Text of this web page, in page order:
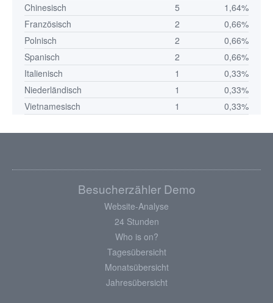
Chinesisch
5
1,64%
Französisch
2
0,66%
Polnisch
2
0,66%
Spanisch
2
0,66%
Italienisch
1
0,33%
Niederländisch
1
0,33%
Vietnamesisch
1 0,33%
Besucherzähler Demo
Website-Analyse
24 Stunden
Who is on?
Tagesübersicht
Monatsübersicht
Jahresübersicht